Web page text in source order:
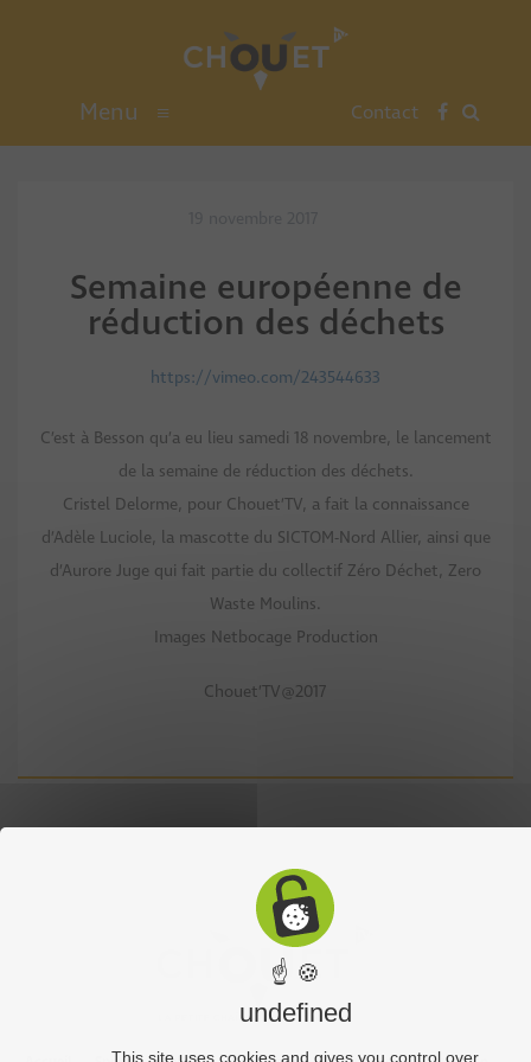
Menu ≡ Contact
Semaine européenne de
réduction des déchets
https://vimeo.com/243544633
C’est à Besson qu’a eu lieu samedi 18 novembre, le lancement
de la semaine de réduction des déchets.
Cristel Delorme, pour Chouet’TV, a fait la connaissance
d’Adèle Luciole, la mascotte du SICTOM-Nord Allier, ainsi que
d’Aurore Juge qui fait partie du collectif Zéro Déchet, Zero
Waste Moulins.
Images Netbocage Production
Chouet’TV@2017
☝ 🍪
undefined
This site uses cookies and gives you control over